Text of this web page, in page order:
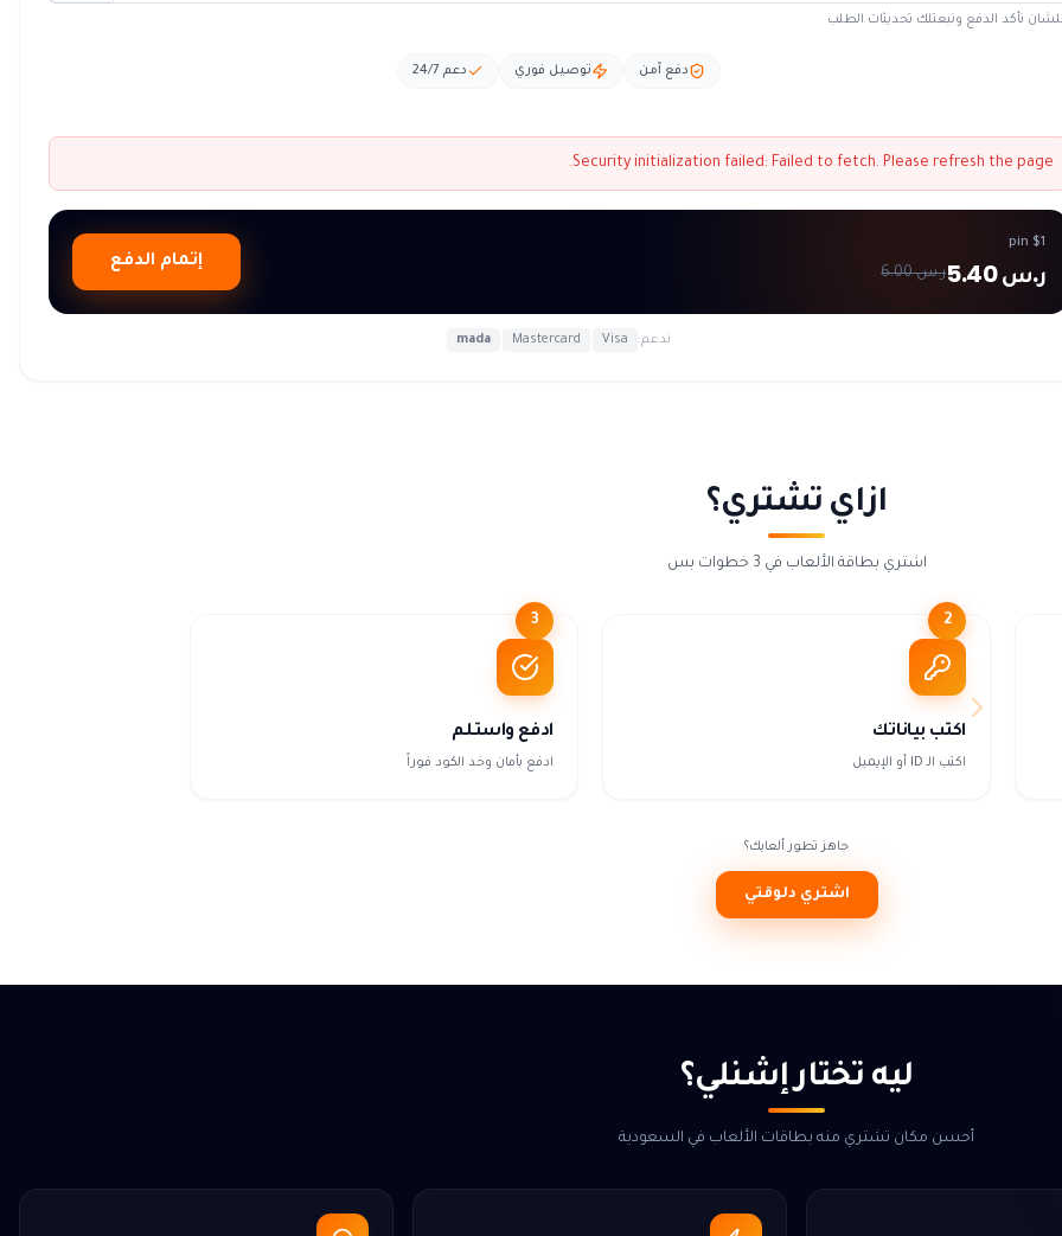
نأكد الدفع ونبعتلك تحديثات الطلب
دفع آمن توصيل فوري دعم 24/7
Security initialization failed: Failed to fetch. Please refresh the page.
$1 pin
ر.س 5.40 ر.س 6.00
إتمام الدفع
ندعم: Visa
Mastercard
mada
ازاي تشتري؟
اشتري بطاقة الألعاب في 3 خطوات بس
2
اكتب بياناتك
اكتب الـ ID أو الإيميل
3
ادفع واستلم
ادفع بأمان وخد الكود فوراً
جاهز تطور ألعابك؟
اشتري دلوقتي
ليه تختار إشنلي؟
أحسن مكان تشتري منه بطاقات الألعاب في السعودية